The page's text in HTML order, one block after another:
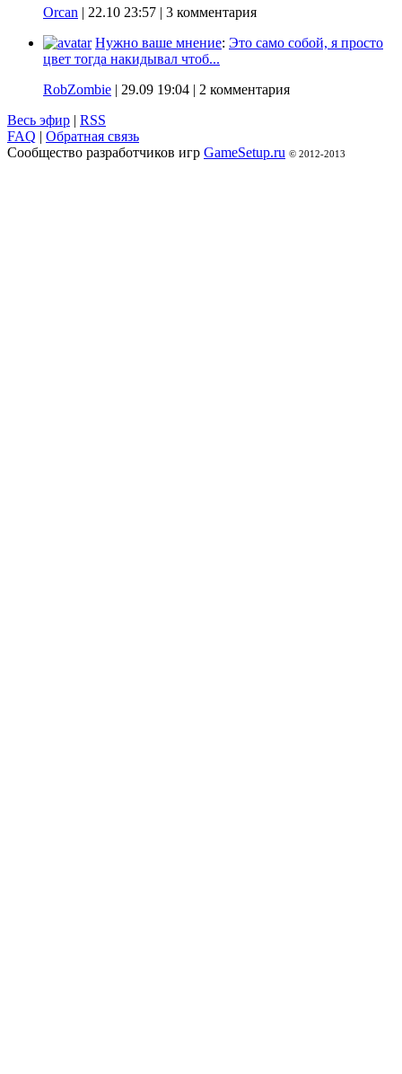
Orcan | 22.10 23:57 | 3 комментария
Нужно ваше мнение: Это само собой, я просто
цвет тогда накидывал чтоб...
RobZombie | 29.09 19:04 | 2 комментария
Весь эфир | RSS
FAQ | Обратная связь
Сообщество разработчиков игр GameSetup.ru © 2012-2013